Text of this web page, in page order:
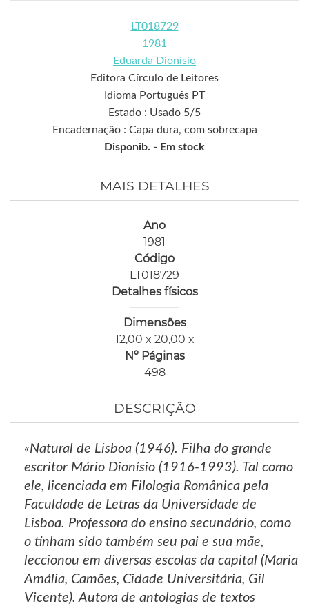
LT018729
1981
Eduarda Dionísio
Editora Círculo de Leitores
Idioma Português PT
Estado : Usado 5/5
Encadernação : Capa dura, com sobrecapa
Disponib. - Em stock
MAIS DETALHES
Ano
1981
Código
LT018729
Detalhes físicos
Dimensões
12,00 x 20,00 x
Nº Páginas
498
DESCRIÇÃO
«Natural de Lisboa (1946). Filha do grande
escritor Mário Dionísio (1916-1993). Tal como
ele, licenciada em Filologia Românica pela
Faculdade de Letras da Universidade de
Lisboa. Professora do ensino secundário, como
o tinham sido também seu pai e sua mãe,
leccionou em diversas escolas da capital (Maria
Amália, Camões, Cidade Universitária, Gil
Vicente). Autora de antologias de textos